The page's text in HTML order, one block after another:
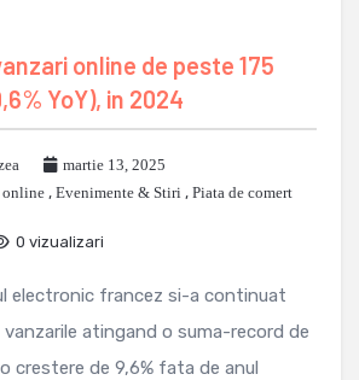
online de peste 175
YoY), in 2024
martie 13, 2025
online , Evenimente & Stiri , Piata de comert
0 vizualizari
electronic francez si-a continuat
atingand o suma-record de
crestere de 9,6% fata de anul